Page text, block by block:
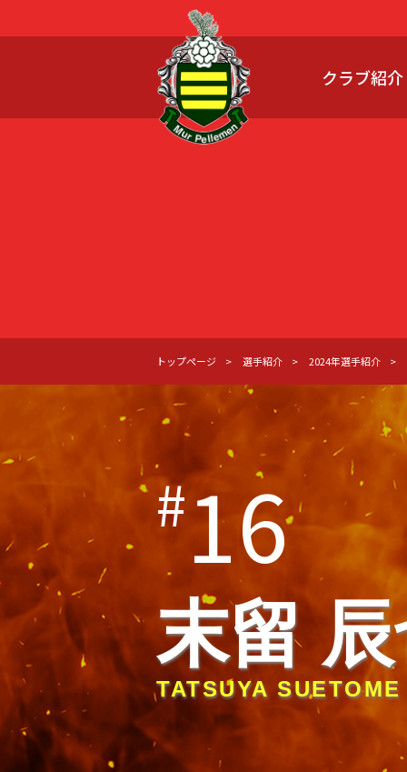
クラブ紹介
トップページ 選手紹介 2024年選手紹介
#16
末留
TATSUYA SUETOME